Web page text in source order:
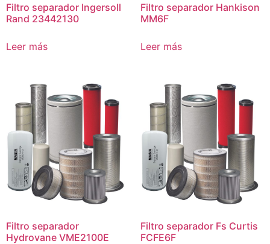
Filtro separador Ingersoll
Rand 23442130
Leer más
Filtro separador Hankison
MM6F
Leer más
Filtro separador
Hydrovane VME2100E
Filtro separador Fs Curtis
FCFE6F